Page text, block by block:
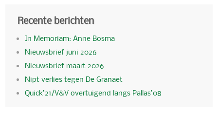
Recente berichten
In Memoriam: Anne Bosma
Nieuwsbrief juni 2026
Nieuwsbrief maart 2026
Nipt verlies tegen De Granaet
Quick’21/V&V overtuigend langs Pallas’08